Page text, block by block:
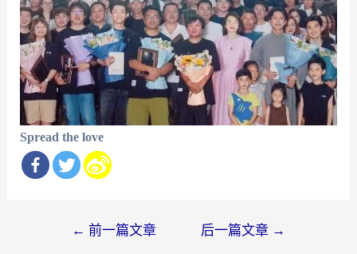
Spread the love
← 前一篇文章 后一篇文章 →